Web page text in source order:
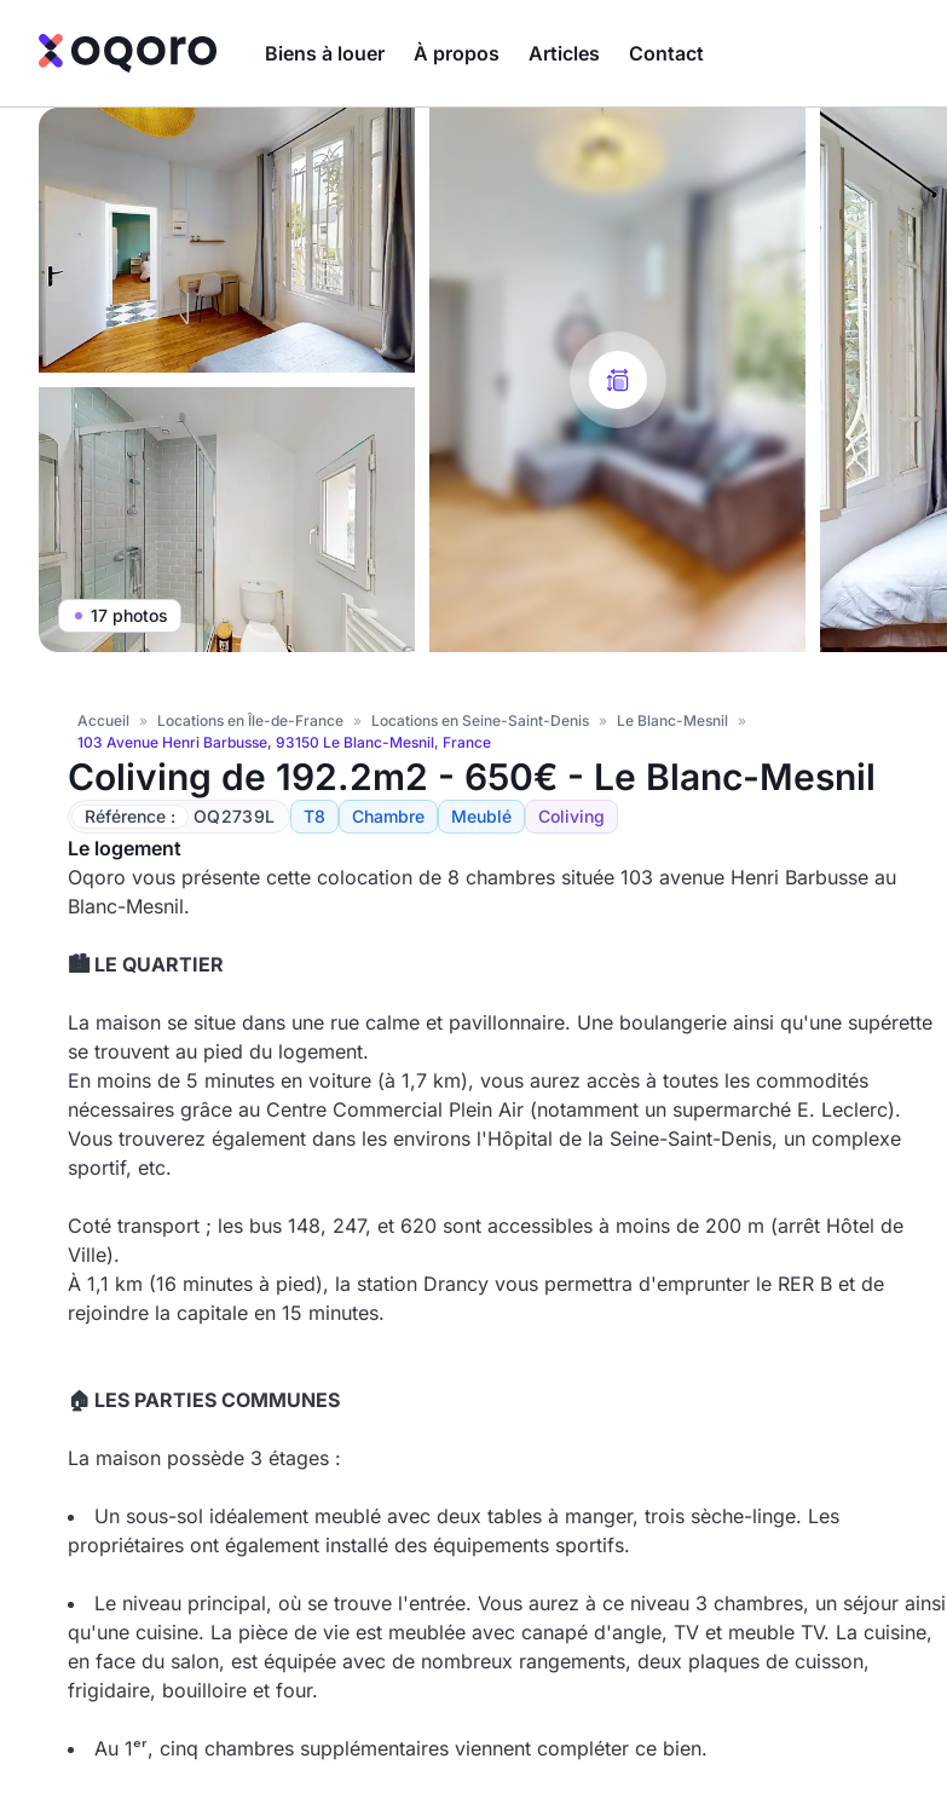
Biens à louer À propos Articles Contact
17 photos
Accueil » Locations en Île-de-France » Locations en Seine-Saint-Denis » Le Blanc-Mesnil »
103 Avenue Henri Barbusse, 93150 Le Blanc-Mesnil, France
Coliving de 192.2m2 - 650€ - Le Blanc-Mesnil
Référence : OQ2739L T8 Chambre Meublé Coliving
Le logement
Oqoro vous présente cette colocation de 8 chambres située 103 avenue Henri Barbusse au
Blanc-Mesnil.
🏙️ LE QUARTIER
La maison se situe dans une rue calme et pavillonnaire. Une boulangerie ainsi qu'une supérette
se trouvent au pied du logement.
En moins de 5 minutes en voiture (à 1,7 km), vous aurez accès à toutes les commodités
nécessaires grâce au Centre Commercial Plein Air (notamment un supermarché E. Leclerc).
Vous trouverez également dans les environs l'Hôpital de la Seine-Saint-Denis, un complexe
sportif, etc.
Coté transport ; les bus 148, 247, et 620 sont accessibles à moins de 200 m (arrêt Hôtel de
Ville).
À 1,1 km (16 minutes à pied), la station Drancy vous permettra d'emprunter le RER B et de
rejoindre la capitale en 15 minutes.
🏠 LES PARTIES COMMUNES
La maison possède 3 étages :
Un sous-sol idéalement meublé avec deux tables à manger, trois sèche-linge. Les
propriétaires ont également installé des équipements sportifs.
Le niveau principal, où se trouve l'entrée. Vous aurez à ce niveau 3 chambres, un séjour ainsi
qu'une cuisine. La pièce de vie est meublée avec canapé d'angle, TV et meuble TV. La cuisine,
en face du salon, est équipée avec de nombreux rangements, deux plaques de cuisson,
frigidaire, bouilloire et four.
Au 1ᵉʳ, cinq chambres supplémentaires viennent compléter ce bien.